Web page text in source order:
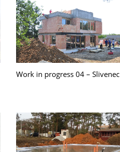
Work in progress 04 – Slivenec